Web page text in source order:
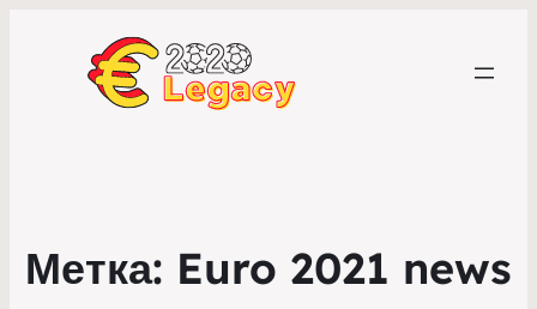
Метка: Euro 2021 news